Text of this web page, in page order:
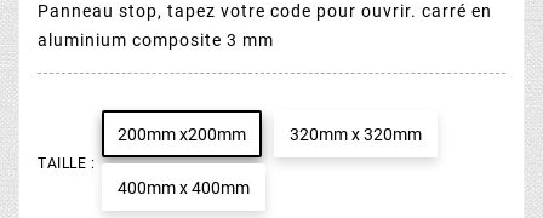
Panneau stop, tapez votre code pour ouvrir. carré en
aluminium composite 3 mm
TAILLE :
200mm x200mm 320mm x 320mm
400mm x 400mm